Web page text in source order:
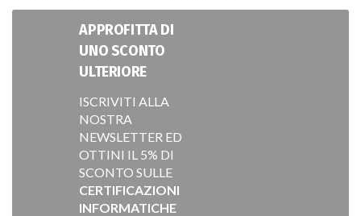
APPROFITTA DI
UNO SCONTO
ULTERIORE
ISCRIVITI ALLA
NOSTRA
NEWSLETTER ED
OTTINI IL 5% DI
SCONTO SULLE
CERTIFICAZIONI
INFORMATICHE